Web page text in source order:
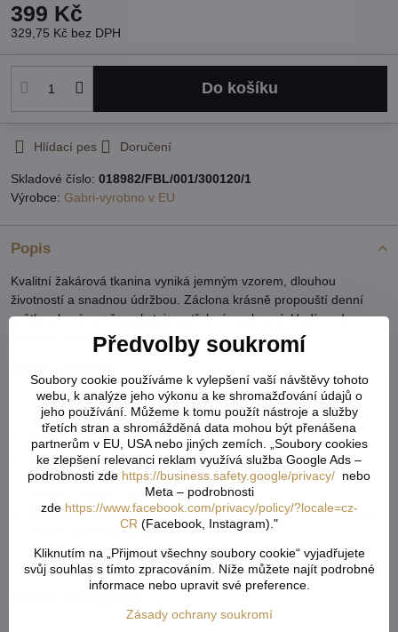
399 Kč
329,75 Kč bez DPH
Do košíku
Hlídací pes Doručení
Skladové číslo: 018982/FBL/001/300120/1
Výrobce: Gabri-vyrobno v EU
Popis
Kvalitní žakárová tkanina vyniká jemným vzorem, dlouhou
životností a snadnou údržbou. Záclona krásně propouští denní
světlo, ale zároveň poskytuje potřebné soukromí. Hodí se do
kuchyně, obývacího pokoje, ložnice i jídelny.
kusová záclona – připravená k okamžitému zavěšení
obloukové zakončení pro elegantní vzhled
kvalitní žakárový materiál
jemný dekorativní vzor
dobře propouští světlo, zachovává soukromí
snadná údržba, dlouhá životnost
Záclona je vhodná jak do klasických, tak moderních interiérů a
skvěle doplní každý domov.
Záclony a komplety kusové
Předvolby soukromí
Soubory cookie používáme k vylepšení vaší návštěvy tohoto
webu, k analýze jeho výkonu a ke shromažďování údajů o
jeho používání. Můžeme k tomu použít nástroje a služby
třetích stran a shromážděná data mohou být přenášena
partnerům v EU, USA nebo jiných zemích. „Soubory cookies
ke zlepšení relevanci reklam využívá služba Google Ads –
podrobnosti zde https://business.safety.google/privacy/ nebo
Meta – podrobnosti
zde https://www.facebook.com/privacy/policy/?locale=cz-
CR (Facebook, Instagram)."
Kliknutím na „Přijmout všechny soubory cookie“ vyjadřujete
svůj souhlas s tímto zpracováním. Níže můžete najít podrobné
informace nebo upravit své preference.
Zásady ochrany soukromí